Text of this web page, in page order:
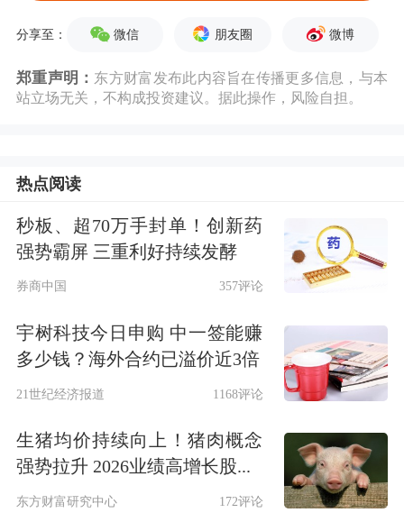
关注点，不仅在于其本身是否加密或脱
敏，还在于其“AI操作手机”模式是否打
临被“AI助手”重构的可能——这正是巨
头争夺“入口王座”的核心。
隐私之争
马化腾所质疑的“外挂方式”，实质是豆
屏幕内容并模拟用户操作。白皮书中将
这一功能称为“AI操作手机”，并强调其
分享至： 微信 朋友圈 微博
郑重声明： 东方财富发布此内容旨在传播更多信息，与本
站立场无关，不构成投资建议。据此操作，风险自担。
热点阅读
秒板、超70万手封单！创新药
强势霸屏 三重利好持续发酵
券商中国 357评论
宇树科技今日申购 中一签能赚
多少钱？海外合约已溢价近3倍
21世纪经济报道 1168评论
生猪均价持续向上！猪肉概念
强势拉升 2026业绩高增长股...
东方财富研究中心 172评论